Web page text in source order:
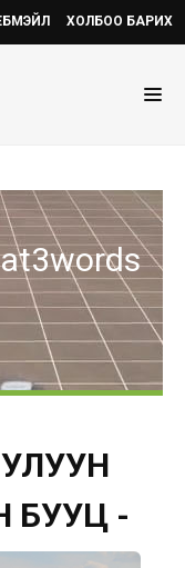
ХОЛБОО БАРИХ
БУУЦ -